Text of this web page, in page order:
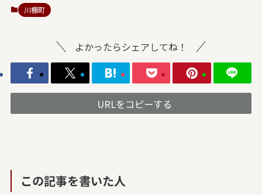
川棚町
よかったらシェアしてね！
URLをコピーする
この記事を書いた人